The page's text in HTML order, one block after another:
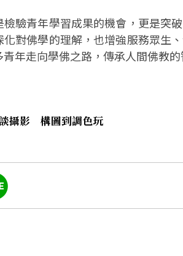
驗青年學習成果的機會，更是突
對佛學的理解，也增強服務眾生
年走向學佛之路，傳承人間佛教
攝影 構圖到調色玩